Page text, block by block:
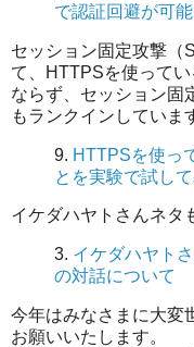
で認証回避が可
セッション固定攻撃（
て、HTTPSを使って
ならず、セッション固
もランクインしていま
9. HTTPSを使っ
とを実験で試し
イケダハヤトさんネタ
3. イケダハヤト
の対話について
今年はみなさまに大変
お願いいたします。